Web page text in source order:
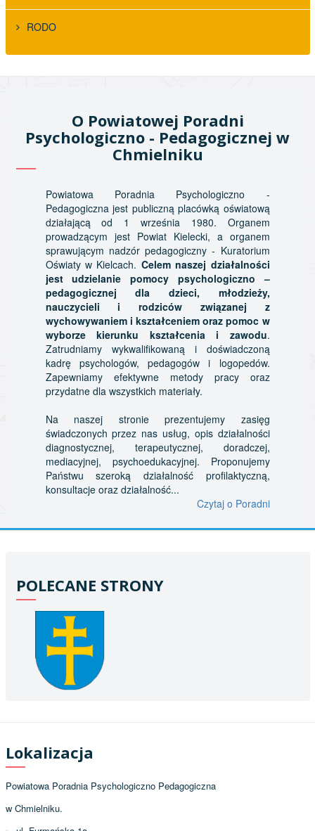
RODO
O Powiatowej Poradni
Psychologiczno - Pedagogicznej w
Chmielniku
Powiatowa Poradnia Psychologiczno -
Pedagogiczna jest publiczną placówką oświatową
działającą od 1 września 1980. Organem
prowadzącym jest Powiat Kielecki, a organem
sprawującym nadzór pedagogiczny - Kuratorium
Oświaty w Kielcach. Celem naszej działalności
jest udzielanie pomocy psychologiczno –
pedagogicznej dla dzieci, młodzieży,
nauczycieli i rodziców związanej z
wychowywaniem i kształceniem oraz pomoc w
wyborze kierunku kształcenia i zawodu.
Zatrudniamy wykwalifikowaną i doświadczoną
kadrę psychologów, pedagogów i logopedów.
Zapewniamy efektywne metody pracy oraz
przydatne dla wszystkich materiały.
Na naszej stronie prezentujemy zasięg
świadczonych przez nas usług, opis działalności
diagnostycznej, terapeutycznej, doradczej,
mediacyjnej, psychoedukacyjnej. Proponujemy
Państwu szeroką działalność profilaktyczną,
konsultacje oraz działalność...
Czytaj o Poradni
POLECANE STRONY
Lokalizacja
Powiatowa Poradnia Psychologiczno Pedagogiczna
w Chmielniku.